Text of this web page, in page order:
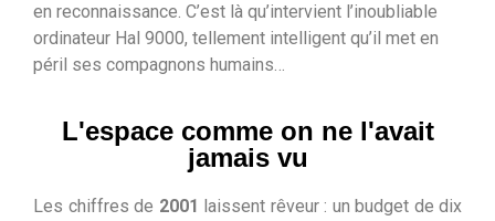
en reconnaissance. C’est là qu’intervient l’inoubliable
ordinateur Hal 9000, tellement intelligent qu’il met en
péril ses compagnons humains…
L'espace comme on ne l'avait
jamais vu
Les chiffres de 2001 laissent rêveur : un budget de dix